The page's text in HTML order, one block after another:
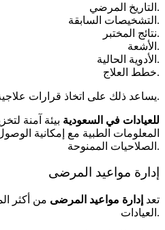
التاريخ المرضي.
التشخيصات السابقة.
نتائج المختبر.
الأشعة.
الأدوية الحالية.
خطط العلاج.
يساعد ذلك على اتخاذ قرارات علاجية أسرع وأكثر دقة.
برنامج EMR للعيادات في السعودية بيئة آمنة
المعلومات الطبية مع إمكانية
الصلاحيات الممنوحة.
إدارة مواعيد المرضى
تعد إدارة مواعيد المرضى من أكثر
العيادات.